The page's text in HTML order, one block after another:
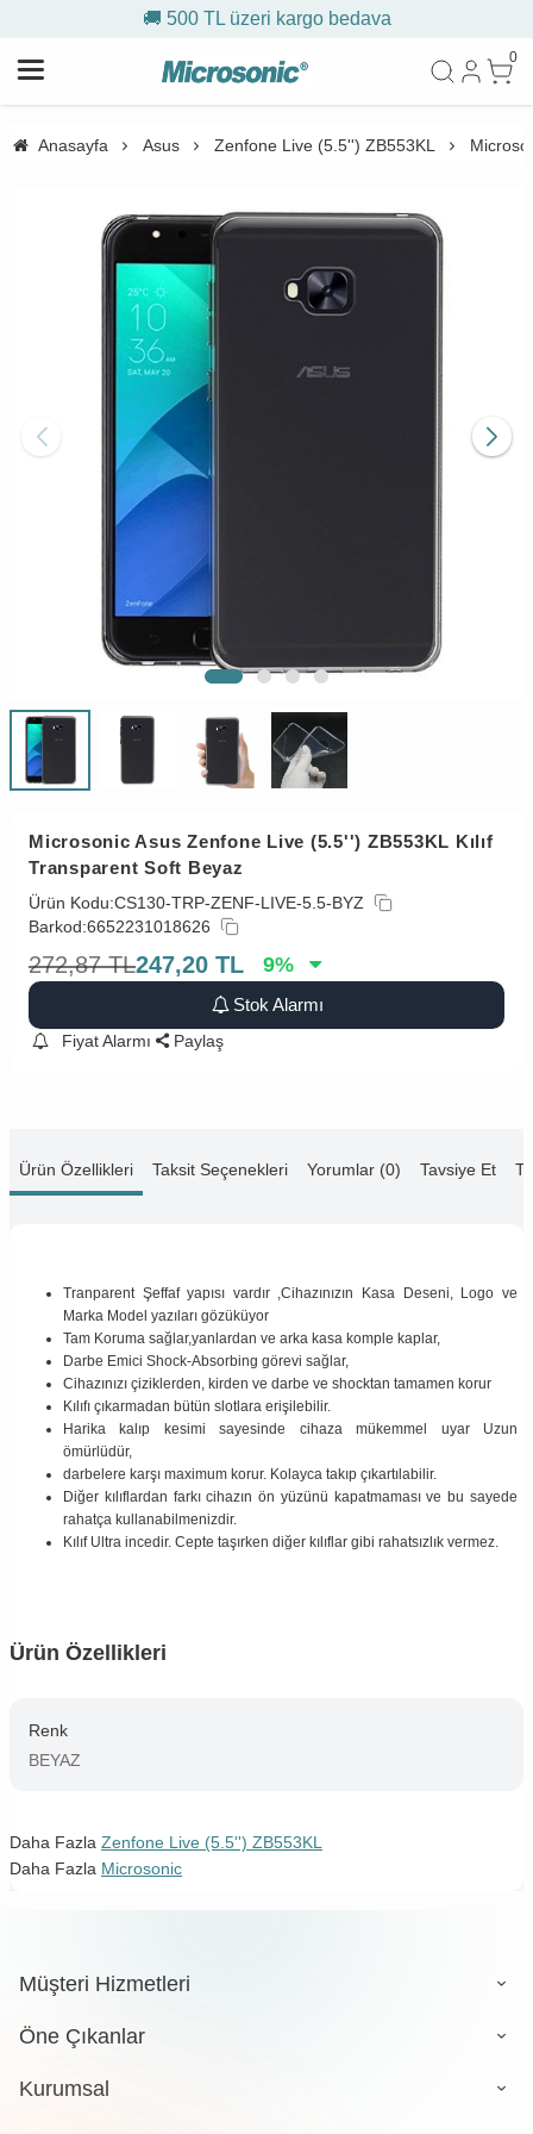
🚚 500 TL üzeri kargo bedava
0
Anasayfa Asus Zenfone Live (5.5'') ZB553KL
Microsonic Asus Zenfone Live (5.5'') ZB553KL Kılıf
Transparent Soft Beyaz
Ürün Kodu:CS130-TRP-ZENF-LIVE-5.5-BYZ
Barkod:6652231018626
272,87 TL247,20 TL 9%
Stok Alarmı
Fiyat Alarmı Paylaş
Ürün Özellikleri Taksit Seçenekleri Yorumlar (0) Tavsiye Et
Tranparent Şeffaf yapısı vardır ,Cihazınızın Kasa Deseni, Logo ve
Marka Model yazıları gözüküyor
Tam Koruma sağlar,yanlardan ve arka kasa komple kaplar,
Darbe Emici Shock-Absorbing görevi sağlar,
Cihazınızı çiziklerden, kirden ve darbe ve shocktan tamamen korur
Kılıfı çıkarmadan bütün slotlara erişilebilir.
Harika kalıp kesimi sayesinde cihaza mükemmel uyar Uzun
ömürlüdür,
darbelere karşı maximum korur. Kolayca takıp çıkartılabilir.
Diğer kılıflardan farkı cihazın ön yüzünü kapatmaması ve bu sayede
rahatça kullanabilmenizdir.
Kılıf Ultra incedir. Cepte taşırken diğer kılıflar gibi rahatsızlık vermez.
Ürün Özellikleri
Renk
BEYAZ
Daha Fazla Zenfone Live (5.5'') ZB553KL
Daha Fazla Microsonic
Müşteri Hizmetleri
Öne Çıkanlar
Kurumsal